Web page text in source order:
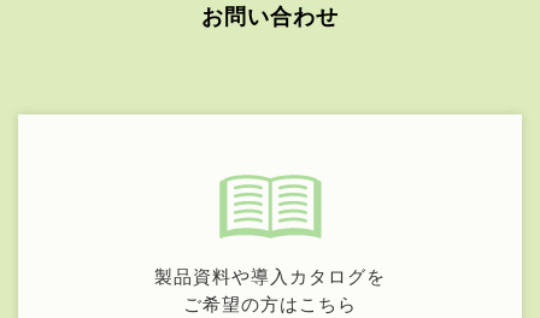
お問い合わせ
製品資料や導入カタログを
ご希望の方はこちら